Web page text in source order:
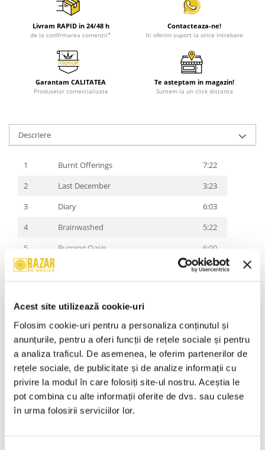
Acest site utilizează cookie-uri
Folosim cookie-uri pentru a personaliza conținutul și
anunțurile, pentru a oferi funcții de rețele sociale și pentru
a analiza traficul. De asemenea, le oferim partenerilor de
rețele sociale, de publicitate și de analize informații cu
privire la modul în care folosiți site-ul nostru. Aceștia le
pot combina cu alte informații oferite de dvs. sau culese
în urma folosirii serviciilor lor.
Livram RAPID in 24/48 h
de la confirmarea comenzii*
Contacteaza-ne!
Iti oferim suport la orice intrebare
Garantam CALITATEA
Produselor comercializate
Te asteptam in magazin!
Suntem la un click distanta
Descriere
1 Burnt Offerings
7:22
2
Last December
3:23
3
Diary
6:03
4
Brainwashed
5:22
5
Burning Oasis
6:00
6
6:02
Dante's Inferno
8a
I. Denial, Lust, Greed
8b
II. The Prodigal, The Wrathful, Medusa
8c
III. The False Witness, Angel Of Light
Stare Coperta:Mint
Stare Disc:Mint
Gen:Rock
Stil:Heavy Metal, Power Metal
An Lansare:An Lansare:
Informatii conformitate produs